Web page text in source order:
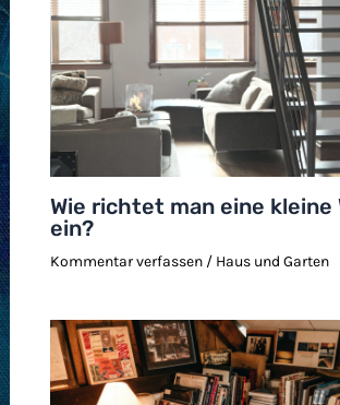
Wie richtet man eine kleine
ein?
Kommentar verfassen / Haus und Garten